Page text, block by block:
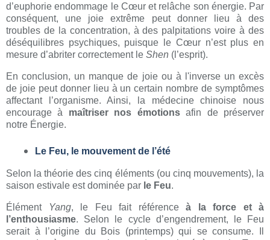
d’euphorie endommage le Cœur et relâche son énergie. Par
conséquent, une joie extrême peut donner lieu à des
troubles de la concentration, à des palpitations voire à des
déséquilibres psychiques, puisque le Cœur n’est plus en
mesure d’abriter correctement le Shen (l’esprit).
En conclusion, un manque de joie ou à l'inverse un excès
de joie peut donner lieu à un certain nombre de symptômes
affectant l’organisme. Ainsi, la médecine chinoise nous
encourage à maîtriser nos émotionsafin de préserver
notre Énergie.
Le Feu, le mouvement de l’été
Selon la théorie des cinq éléments (ou cinq mouvements), la
saison estivale est dominée par le Feu.
Élément Yang, le Feu fait référence à la force et à
l’enthousiasme. Selon le cycle d’engendrement, le Feu
serait à l’origine du Bois (printemps) qui se consume. Il